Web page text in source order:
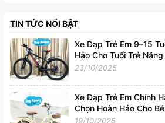
TIN TỨC NỔI BẬT
Xe Đạp Trẻ Em 9–15
Hảo Cho Tuổi Trẻ
23/10/2025
Xe Đạp Trẻ Em Chính
Chọn Hoàn Hảo Cho Bé
Xedapvip.com
19/10/2025